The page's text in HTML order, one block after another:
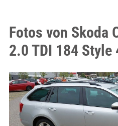
Fotos von Skoda
2.0 TDI 184 Style